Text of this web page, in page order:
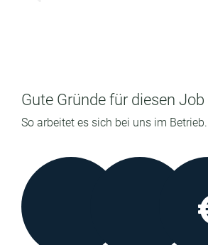
Gute Gründe für diesen Job
So arbeitet es sich bei uns im Betrieb.